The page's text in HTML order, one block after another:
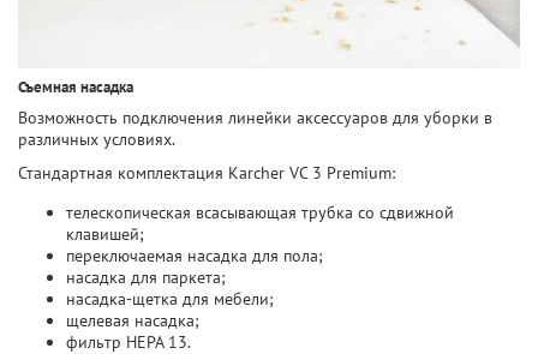
Съемная насадка
Возможность подключения линейки аксессуаров для уборки в
различных условиях.
Стандартная комплектация Karcher VC 3 Premium:
телескопическая всасывающая трубка со сдвижной
клавишей;
переключаемая насадка для пола;
насадка для паркета;
насадка-щетка для мебели;
щелевая насадка;
фильтр HEPA 13.